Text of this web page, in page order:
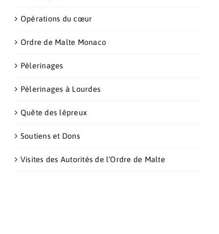
Opérations du cœur
Ordre de Malte Monaco
Pèlerinages
Pèlerinages à Lourdes
Quête des lépreux
Soutiens et Dons
Visites des Autorités de l’Ordre de Malte